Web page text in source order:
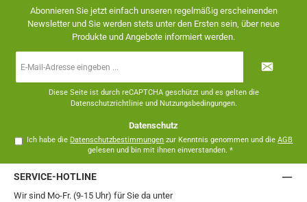
Abonnieren Sie jetzt einfach unseren regelmäßig erscheinenden
Newsletter und Sie werden stets unter den Ersten sein, über neue
Produkte und Angebote informiert werden.
Mail-
Diese Seite ist durch reCAPTCHA geschützt und es gelten die
Datenschutzrichtlinieund Nutzungsbedingungen.
Datenschutz
Ich habe die Datenschutzbestimmungen zur Kenntnis genommen und dieAGB
gelesen und bin mit ihnen einverstanden. *
SERVICE-HOTLINE
Wir sind Mo-Fr. (9-15 Uhr) für Sie da unter